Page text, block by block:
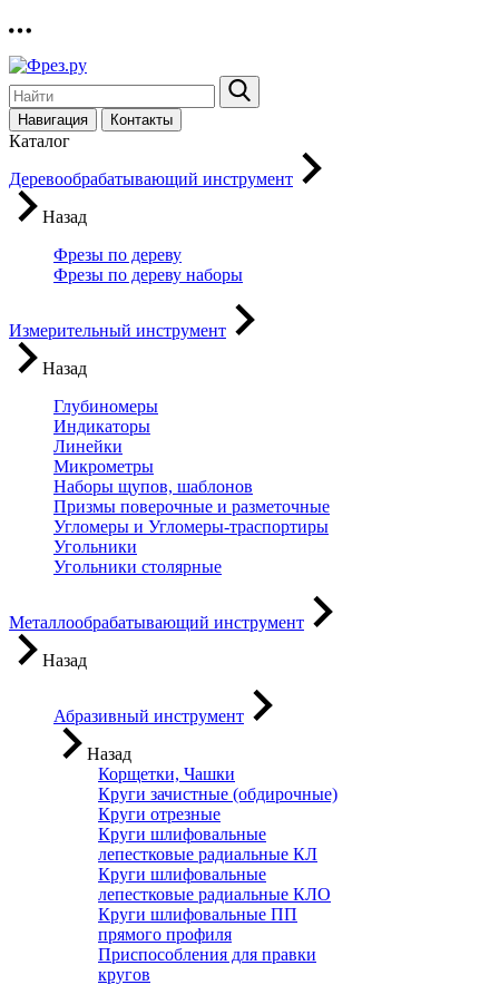
Навигация Контакты
Каталог
Деревообрабатывающий инструмент
Назад
Фрезы по дереву
Фрезы по дереву наборы
Измерительный инструмент
Назад
Глубиномеры
Индикаторы
Линейки
Микрометры
Наборы щупов, шаблонов
Призмы поверочные и разметочные
Угломеры и Угломеры-траспортиры
Угольники
Угольники столярные
Металлообрабатывающий инструмент
Назад
Абразивный инструмент
Назад
Корщетки, Чашки
Круги зачистные (обдирочные)
Круги отрезные
Круги шлифовальные
лепестковые радиальные КЛ
Круги шлифовальные
лепестковые радиальные КЛО
Круги шлифовальные ПП
прямого профиля
Приспособления для правки
кругов